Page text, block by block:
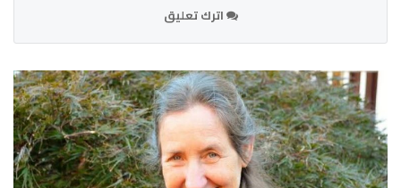
اترك تعليق